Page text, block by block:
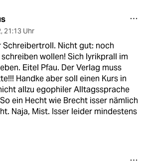
, 21:13 Uhr
Schreibertroll. Nicht gut: noch
wollen! Sich lyrikprall im
Eitel Pfau. Der Verlag muss
Handke aber soll einen Kurs in
allzu egophiler Alltagssprache
ein Hecht wie Brecht isser nämlich
Naja, Mist. Isser leider mindestens